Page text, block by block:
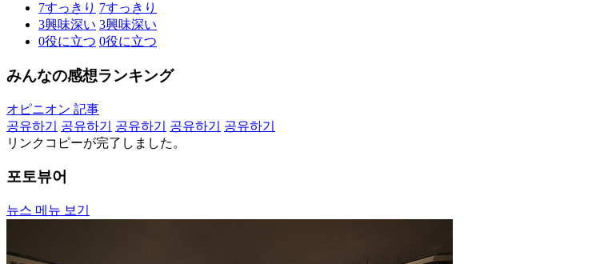
7すっきり 7すっきり
3興味深い 3興味深い
0役に立つ 0役に立つ
みんなの感想ランキング
オピニオン 記事
공유하기
공유하기 공유하기 공유하기
공유하기
リンクコピーが完了しました。
포토뷰어
뉴스 메뉴 보기